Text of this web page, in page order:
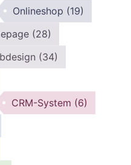
Onlineshop (19)
(28)
(34)
CRM-System (6)